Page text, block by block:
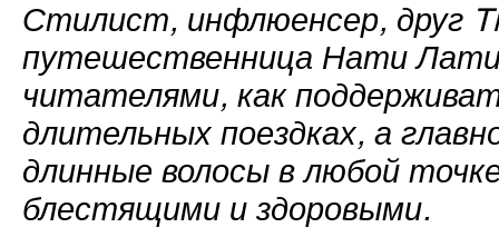
Стилист, инфлюенсер, друг
путешественница Нати
читателями, как
длительных поездках, а
длинные волосы в любой
блестящими и здоровыми.